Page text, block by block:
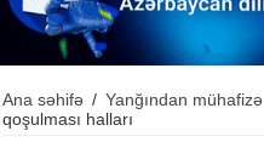
Ana səhifə / Yanğından mühafizə
qoşulması halları